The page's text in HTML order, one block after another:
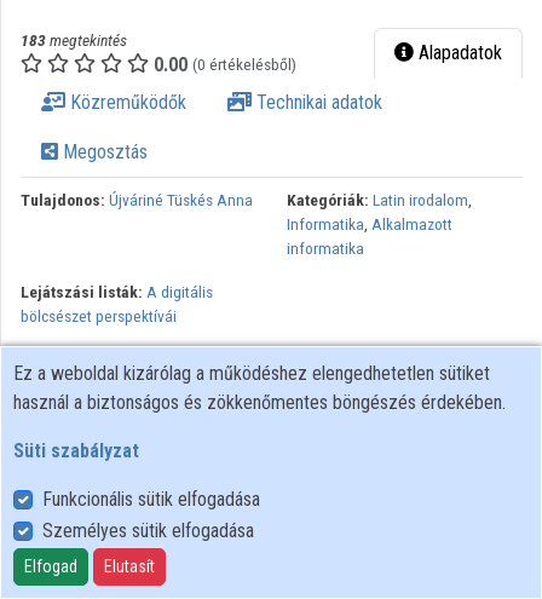
Közreműködők
183megtekintés
0.00 (0 értékelésből) Alapadatok
Közreműködők Technikai adatok
Megosztás
Tulajdonos: Újváriné Tüskés Anna Kategóriák: Latin irodalom,
Informatika, Alkalmazott
informatika
Lejátszási listák: A digitális
bölcsészet perspektívái
Minden jog fenntartva.
Felhasználói szabályzat
Adatkezelési tájékoztató
Süti szabályzat
Ez a weboldal kizárólag a működéshez elengedhetetlen sütiket
használ a biztonságos és zökkenőmentes böngészés érdekében.
Süti szabályzat
Funkcionális sütik elfogadása
Személyes sütik elfogadása
Elfogad Elutasít